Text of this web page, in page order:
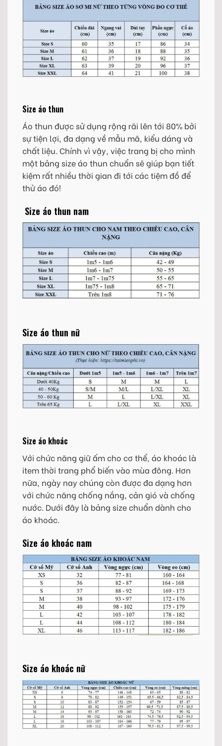
Size áo thun
Áo thun được sử dụng rộng rãi lên tới 80% bởi
sự tiện lợi, đa dạng về mẫu mã, kiểu dáng và
chất liệu. Chính vì vậy, việc trang bị cho mình
một bảng size áo thun chuẩn sẽ giúp bạn tiết
kiệm rất nhiều thời gian đi tới các tiệm đồ để
thử áo đó!
Size áo thun nam
Size áo thun nữ
Size áo khoác
Với chức năng giữ ấm cho cơ thể, áo khoác là
item thời trang phổ biến vào mùa đông. Hơn
nữa, ngày nay chúng còn được đa dạng hơn
với chức năng chống nắng, cản gió và chống
nước. Dưới đây là bảng size chuẩn dành cho
áo khoác.
Size áo khoác nam
Size áo khoác nữ